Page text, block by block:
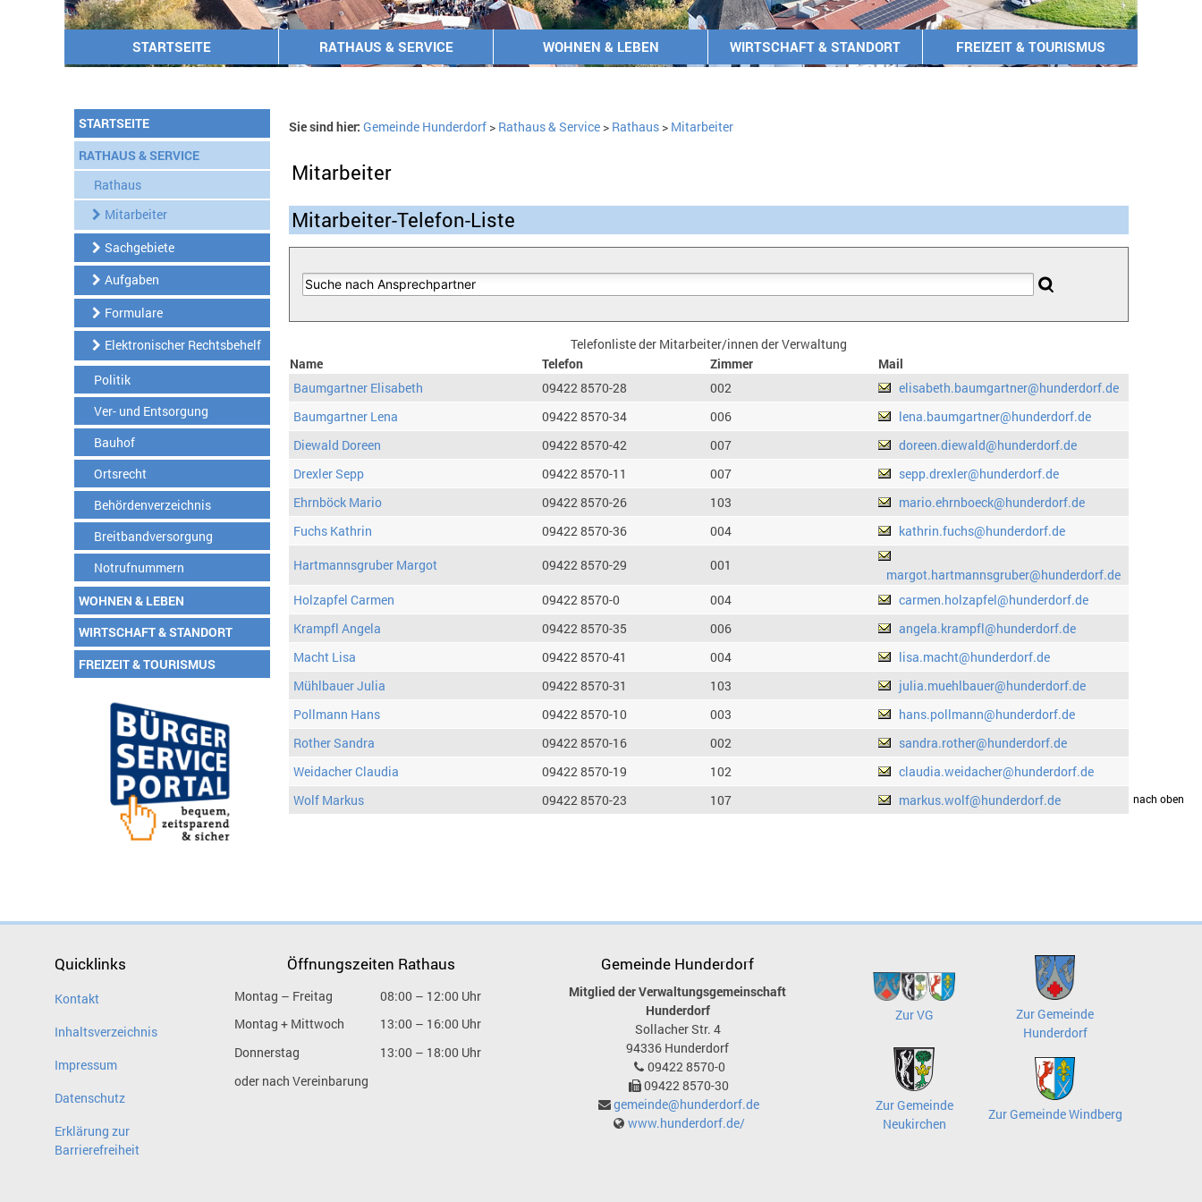
STARTSEITE RATHAUS & SERVICE WOHNEN & LEBEN WIRTSCHAFT & STANDORT FREIZEIT & TOURISMUS
STARTSEITE
RATHAUS & SERVICE
Rathaus
Mitarbeiter
Sachgebiete
Aufgaben
Formulare
Elektronischer Rechtsbehelf
Politik
Ver- und Entsorgung
Bauhof
Ortsrecht
Behördenverzeichnis
Breitbandversorgung
Notrufnummern
WOHNEN & LEBEN
WIRTSCHAFT & STANDORT
FREIZEIT & TOURISMUS
Sie sind hier: Gemeinde Hunderdorf> Rathaus & Service> Rathaus> Mitarbeiter
Mitarbeiter
Mitarbeiter-Telefon-Liste
Telefonliste der Mitarbeiter/innen der Verwaltung
Name
Telefon Zimmer
Mail
Baumgartner Elisabeth
09422 8570-28 002
elisabeth.baumgartner@hunderdorf.de
Baumgartner Lena
09422 8570-34 006
lena.baumgartner@hunderdorf.de
Diewald Doreen
09422 8570-42 007
doreen.diewald@hunderdorf.de
Drexler Sepp
09422 8570-11 007
sepp.drexler@hunderdorf.de
Ehrnböck Mario
09422 8570-26 103
mario.ehrnboeck@hunderdorf.de
Fuchs Kathrin
09422 8570-36 004
kathrin.fuchs@hunderdorf.de
Hartmannsgruber Margot
09422 8570-29 001
margot.hartmannsgruber@hunderdorf.de
Holzapfel Carmen
09422 8570-0 004
carmen.holzapfel@hunderdorf.de
Krampfl Angela
09422 8570-35 006
angela.krampfl@hunderdorf.de
Macht Lisa
09422 8570-41 004
lisa.macht@hunderdorf.de
Mühlbauer Julia
09422 8570-31 103
julia.muehlbauer@hunderdorf.de
Pollmann Hans
09422 8570-10 003
hans.pollmann@hunderdorf.de
Rother Sandra
09422 8570-16 002
sandra.rother@hunderdorf.de
Weidacher Claudia
09422 8570-19 102
claudia.weidacher@hunderdorf.de
Wolf Markus
09422 8570-23 107 markus.wolf@hunderdorf.dedrucken nach oben
Quicklinks
Kontakt
Inhaltsverzeichnis
Impressum
Datenschutz
Erklärung zur
Barrierefreiheit
Öffnungszeiten Rathaus
Montag – Freitag
08:00 – 12:00 Uhr
Montag + Mittwoch
13:00 – 16:00 Uhr
Donnerstag
13:00 – 18:00 Uhr
oder nach Vereinbarung
Gemeinde Hunderdorf
Mitglied der Verwaltungsgemeinschaft
Hunderdorf
Sollacher Str. 4
94336 Hunderdorf
09422 8570-0
09422 8570-30
gemeinde@hunderdorf.de
www.hunderdorf.de/
Zur VG
Zur Gemeinde
Hunderdorf
Zur Gemeinde
Neukirchen
Zur Gemeinde Windberg